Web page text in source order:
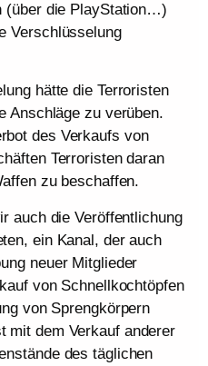
(über die PlayStation…)
Verschlüsselung
hätte die Terroristen
Anschläge zu verüben.
des Verkaufs von
Terroristen daran
zu beschaffen.
auch die Veröffentlichung
ein Kanal, der auch
neuer Mitglieder
von Schnellkochtöpfen
von Sprengkörpern
mit dem Verkauf anderer
des täglichen